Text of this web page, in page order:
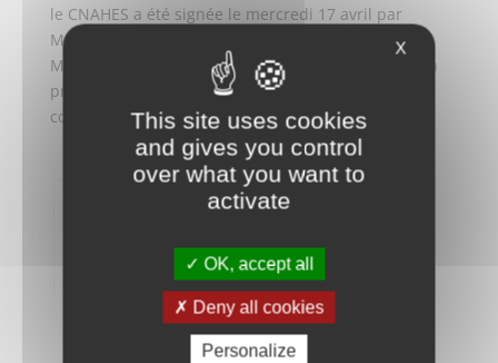
le CNAHES a été signée le mercredi 17 avril par
Monsieur Bruno RICARD, Directeur des AN et
Monsieur Bernard Heckel, Président du CNAHES, en
présence de Madame Magali Lacousse,
conservatrice...
Rapport d’activité
CNAHES Grand...
X
This site uses cookies
and gives you control
over what you want to
activate
OK, accept all
Deny all cookies
Personalize